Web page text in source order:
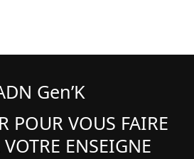
Gen’K
POUR VOUS FAIRE
VOTRE ENSEIGNE